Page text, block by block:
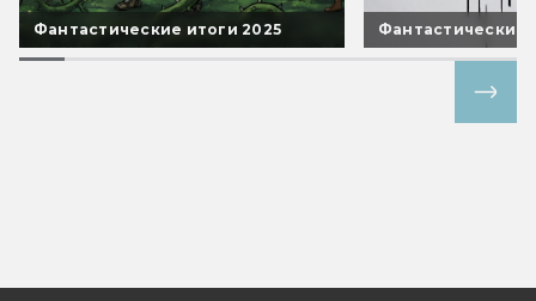
Фантастические итоги 2025 Фантастические